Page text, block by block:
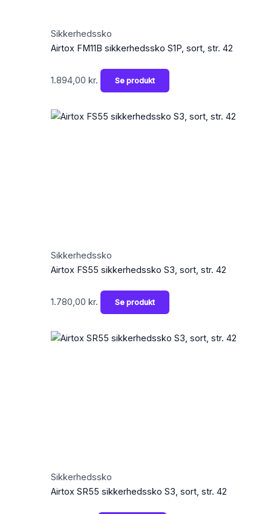
Sikkerhedssko
Airtox FM11B sikkerhedssko S1P, sort, str. 42
1.894,00 kr. Se produkt
Sikkerhedssko
Airtox FS55 sikkerhedssko S3, sort, str. 42
1.780,00 kr. Se produkt
Sikkerhedssko
Airtox SR55 sikkerhedssko S3, sort, str. 42